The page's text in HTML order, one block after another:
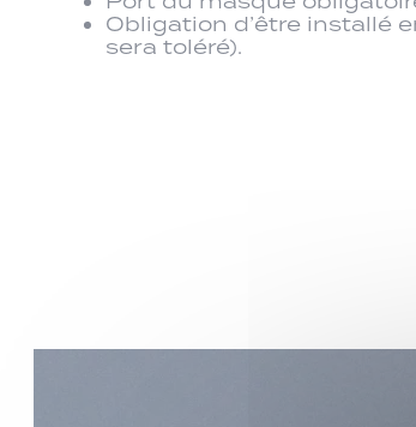
Obligation d’être installé
sera toléré).